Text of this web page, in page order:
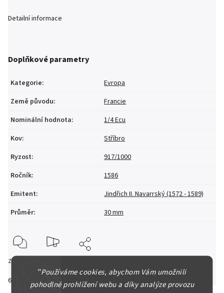
"Používáme cookies, abychom Vám umožnili
pohodlné prohlížení webu a díky analýze provozu
6 000 Kč –16 % 5 000 Kč
Detailní informace
Doplňkové parametry
Kategorie:
Evropa
Země původu:
Francie
Nominální hodnota:
1/4 Ecu
Kov:
Stříbro
Ryzost:
917/1000
Ročník:
1586
Emitent:
Jindřich II. Navarrský (1572 - 1589)
Průměr: 30 mm
Zeptat se